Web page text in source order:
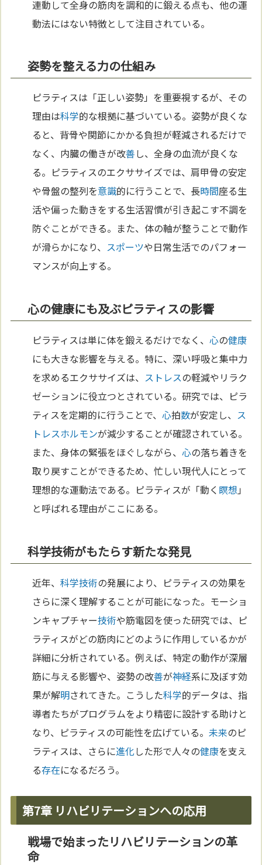
連動して全身の筋肉を調和的に鍛える点も、他の運
動法にはない特徴として注目されている。
姿勢を整える力の仕組み
ピラティスは「正しい姿勢」を重要視するが、その
理由は科学的な根拠に基づいている。姿勢が良くな
ると、背骨や関節にかかる負担が軽減されるだけで
なく、内臓の働きが改善し、全身の血流が良くな
る。ピラティスのエクササイズでは、肩甲骨の安定
や骨盤の整列を意識的に行うことで、長時間座る生
活や偏った動きをする生活習慣が引き起こす不調を
防ぐことができる。また、体の軸が整うことで動作
が滑らかになり、 スポーツや日常生活でのパフォー
マンスが向上する。
心の健康にも及ぶピラティスの影響
ピラティスは単に体を鍛えるだけでなく、心の健康
にも大きな影響を与える。特に、深い呼吸と集中力
を求めるエクササイズは、 ストレスの軽減やリラク
ゼーションに役立つとされている。研究では、ピラ
ティスを定期的に行うことで、心拍数が安定し、 ス
トレスホルモンが減少することが確認されている。
また、身体の緊張をほぐしながら、心の落ち着きを
取り戻すことができるため、忙しい現代人にとって
理想的な運動法である。ピラティスが「動く 瞑想 」
と呼ばれる理由がここにある。
科学技術がもたらす新たな発見
近年、科学技術の発展により、ピラティスの効果を
さらに深く理解することが可能になった。モーショ
ンキャプチャー技術や筋電図を使った研究では、ピ
ラティスがどの筋肉にどのように作用しているかが
詳細に分析されている。例えば、特定の動作が深層
筋に与える影響や、姿勢の改善が神経系に及ぼす効
果が解明されてきた。こうした科学的データは、指
導者たちがプログラムをより精密に設計する助けと
なり、ピラティスの可能性を広げている。未来のピ
ラティスは、さらに進化した形で人々の健康を支え
る存在になるだろう。
第7章 リハビリテーションへの応用
戦場で始まったリハビリテーションの革
命